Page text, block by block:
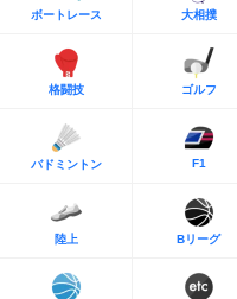
ボートレース 大相撲
格闘技 ゴルフ
バドミントン F1
陸上 Bリーグ